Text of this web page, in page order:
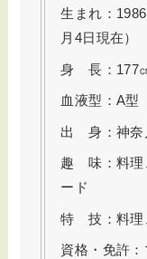
生まれ：
月4日現在）
身 長：177
血液型：A型
出 身：神奈
趣 味：料理
ード
特 技：料理
資格・免許：